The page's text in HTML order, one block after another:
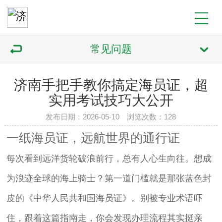
常见问题
济南手把手教你搞定海员证，超
实用考试技巧大公开
发布日期：2026-05-10 浏览次数：128
一纸海员证，远航世界的通行证
每次看到远洋货轮破浪前行，总有人心生向往。想成
为浪迹全球的海上骑士？第一道门槛就是那张蓝色封
皮的《中华人民共和国海员证》。别被专业术语吓
住，跟着这篇指南走，你会发现办理流程其实挺亲